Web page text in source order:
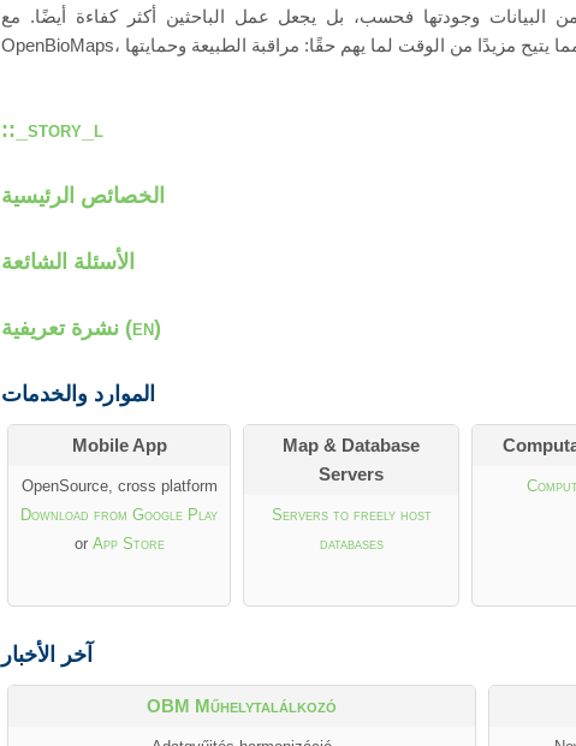
البيانات وجودتها فحسب، بل يجعل عمل الباحثين أكثر كفاءة أيضًا. مع
::_story_l
الخصائص الرئيسية
الأسئلة الشائعة
نشرة تعريفية (en)
الموارد والخدمات
Mobile App
OpenSource, cross platform
Download from Google Play
or App Store
Map & Database
Servers
Servers to freely host
databases
آخر الأخبار
OBM Műhelytalálkozó